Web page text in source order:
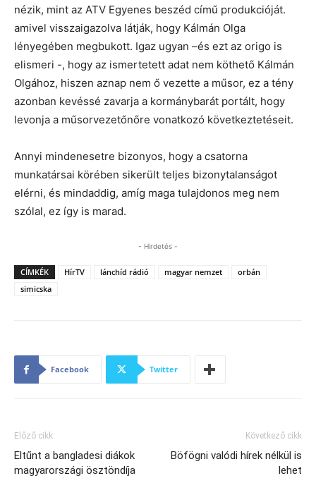
nézik, mint az ATV Egyenes beszéd című produkcióját.
amivel visszaigazolva látják, hogy Kálmán Olga
lényegében megbukott. Igaz ugyan –és ezt az origo is
elismeri -, hogy az ismertetett adat nem köthető Kálmán
Olgához, hiszen aznap nem ő vezette a műsor, ez a tény
azonban kevéssé zavarja a kormánybarát portált, hogy
levonja a műsorvezetőnőre vonatkozó következtetéseit.
Annyi mindenesetre bizonyos, hogy a csatorna
munkatársai körében sikerült teljes bizonytalanságot
elérni, és mindaddig, amíg maga tulajdonos meg nem
szólal, ez így is marad.
- Hirdetés -
CÍMKÉK HírTV lánchíd rádió magyar nemzet
orbán
simicska
Facebook Twitter
Előző cikk
Eltűnt a bangladesi diákok
magyarországi ösztöndíja
Következő cikk
Böfögni valódi hírek nélkül is
lehet